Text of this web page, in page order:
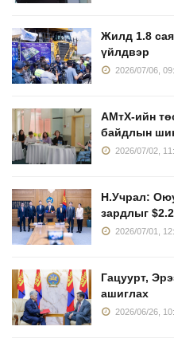
Жилд 1.8
үйлдвэр
2026/07/06,
АМтХ-ийн
байдлын
2026/07/02,
Н.Учрал:
зардлыг $2.2
2026/07/01,
Гацуурт,
ашиглах
2026/06/26,